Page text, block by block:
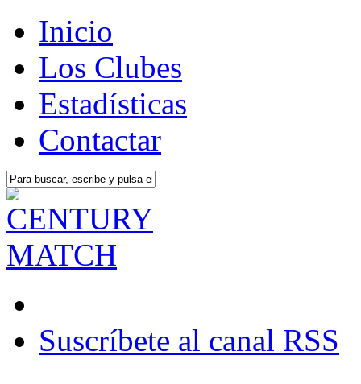
Inicio
Los Clubes
Estadísticas
Contactar
Suscríbete al canal RSS